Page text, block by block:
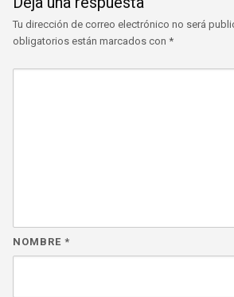
Tu dirección de correo electrónico no será
obligatorios están marcados con *
NOMBRE *